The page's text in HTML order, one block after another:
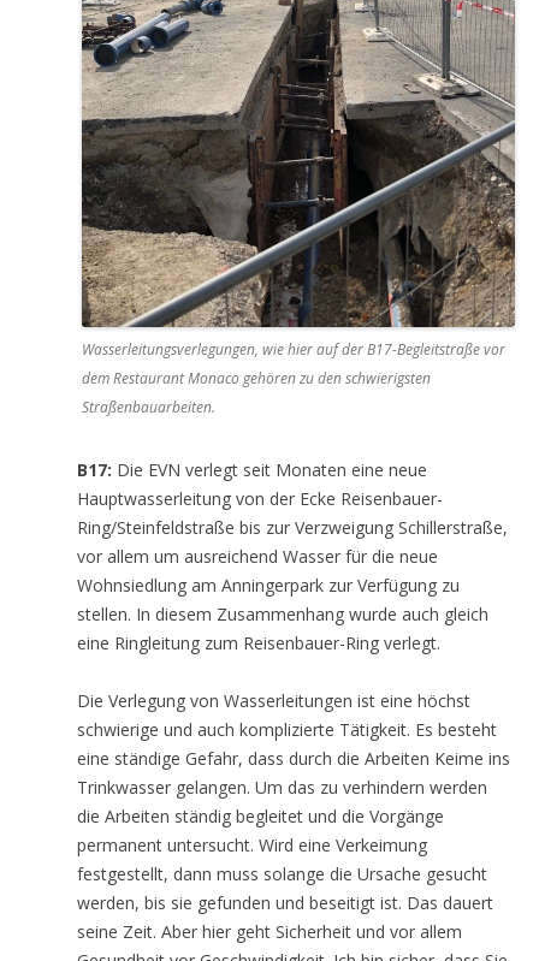
Wasserleitungsverlegungen, wie hier auf der B17-Begleitstraße vor
dem Restaurant Monaco gehören zu den schwierigsten
Straßenbauarbeiten.
B17: Die EVN verlegt seit Monaten eine neue
Hauptwasserleitung von der Ecke Reisenbauer-
Ring/Steinfeldstraße bis zur Verzweigung Schillerstraße,
vor allem um ausreichend Wasser für die neue
Wohnsiedlung am Anningerpark zur Verfügung zu
stellen. In diesem Zusammenhang wurde auch gleich
eine Ringleitung zum Reisenbauer-Ring verlegt.
Die Verlegung von Wasserleitungen ist eine höchst
schwierige und auch komplizierte Tätigkeit. Es besteht
eine ständige Gefahr, dass durch die Arbeiten Keime ins
Trinkwasser gelangen. Um das zu verhindern werden
die Arbeiten ständig begleitet und die Vorgänge
permanent untersucht. Wird eine Verkeimung
festgestellt, dann muss solange die Ursache gesucht
werden, bis sie gefunden und beseitigt ist. Das dauert
seine Zeit. Aber hier geht Sicherheit und vor allem